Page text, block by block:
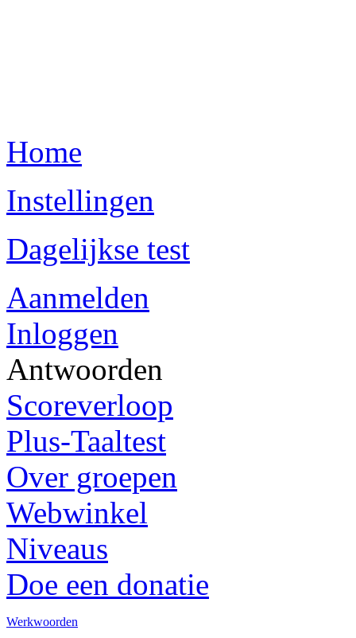
Home
Instellingen
Dagelijkse test
Aanmelden
Inloggen
Antwoorden
Scoreverloop
Plus-Taaltest
Over groepen
Webwinkel
Niveaus
Doe een donatie
Werkwoorden